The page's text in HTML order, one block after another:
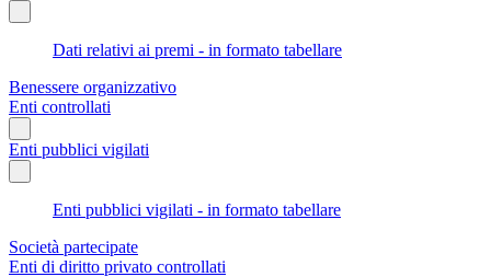
Dati relativi ai premi - in formato tabellare
Benessere organizzativo
Enti controllati
Enti pubblici vigilati
Enti pubblici vigilati - in formato tabellare
Società partecipate
Enti di diritto privato controllati